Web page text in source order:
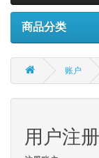
商品分类
账户
用户注册